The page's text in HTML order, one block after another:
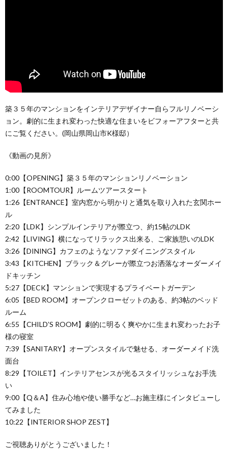
築３５年のマンションをインテリアデザイナー自らフルリノベーシ
ョン。劇的に生まれ変わった快適な住まいをビフォーアフターと共
にご覧ください。(岡山県岡山市K様邸）
《動画の見所》
0:00【OPENING】築３５年のマンションリノベーション
1:00【ROOMTOUR】ルームツアースタート
1:26【ENTRANCE】室内窓から明かりと通気を取り入れた玄関ホー
ル
2:20【LDK】シンプルインテリアが際立つ、約15帖のLDK
2:42【LIVING】横になってリラックス出来る、ご家族憩いのLDK
3:26【DINING】カフェのようなソファダイニングスタイル
3:43【KITCHEN】ブラック＆グレーが際立つお洒落なオーダーメイ
ドキッチン
5:27【DECK】マンションで実現するプライベートガーデン
6:05【BED ROOM】オープンクローゼットのある、約3帖のベッド
ルーム
6:55【CHILD’S ROOM】劇的に明るく爽やかに生まれ変わったお子
様の寝室
7:39【SANITARY】オープンスタイルで魅せる、オーダーメイド洗
面台
8:29【TOILET】インテリアセンスが光るスタイリッシュなお手洗
い
9:00【Q＆A】住み心地や使い勝手など…お施主様にインタビューし
てみました
10:22【INTERIOR SHOP ZEST】
ご視聴ありがとうございました！